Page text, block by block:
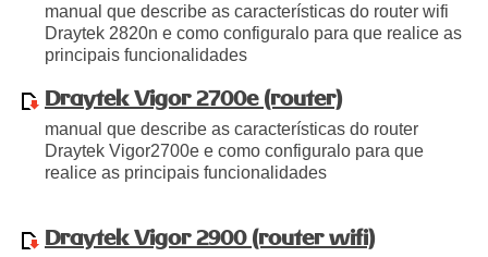
manual que describe as características do router wifi
Draytek 2820n e como configuralo para que realice as
principais funcionalidades
Draytek Vigor 2700e (router)
manual que describe as características do router
Draytek Vigor2700e e como configuralo para que
realice as principais funcionalidades
Draytek Vigor 2900 (router wifi)